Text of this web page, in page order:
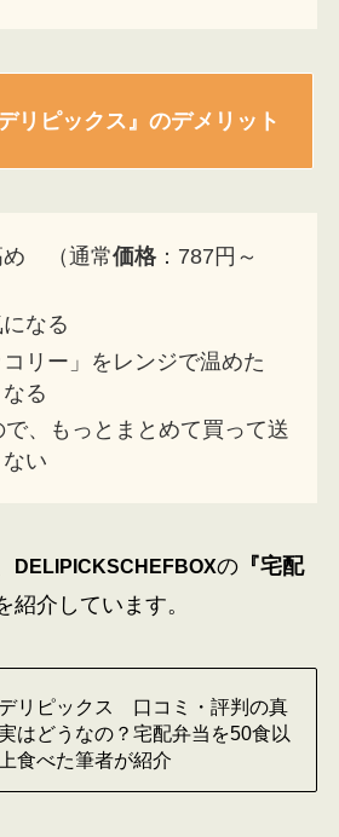
リピックス』のデメリット
め （通常価格：787円～
なる
コリー」をレンジで温めた
る
、もっとまとめて買って送
い
DELIPICKSCHEFBOXの『宅配
紹介しています。
デリピックス 口コミ・評判の真
はどうなの？宅配弁当を50食以
上食べた筆者が紹介